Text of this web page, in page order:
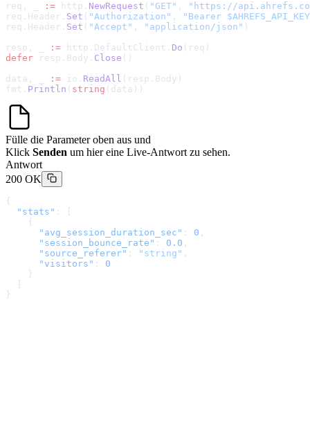
req, _ := http. NewRequest ( "GET" , " https://
req.Header. Set ( "Authorization" ,
"Bearer
req.Header. Set ( "Accept" , "application/json" )
resp, _
:= http.DefaultClient. Do (req)
defer resp.Body. Close ()
data, _
:= io. ReadAll (resp.Body)
fmt. Println ( string (data))
Fülle die Parameter oben aus und
Klick Senden um hier eine Live-Antwort zu sehen.
Antwort
200 OK
{
  "stats"
: [
    {
      "avg_session_duration_sec"
: 0 ,
      "session_bounce_rate"
: 0.0 ,
      "source_referer"
: "string" ,
      "visitors"
: 0
    }
}